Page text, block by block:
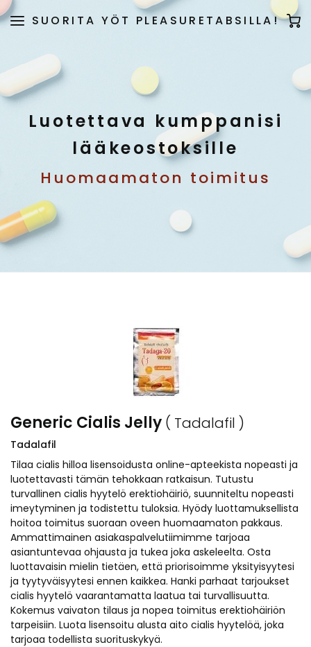
SUORITA YÖT PLEASURETABSILLA!
Luotettava kumppanisi
lääkeostoksille
Huomaamaton toimitus
Generic Cialis Jelly ( Tadalafil )
Tadalafil
Tilaa cialis hilloa lisensoidusta online-apteekista nopeasti ja
luotettavasti tämän tehokkaan ratkaisun. Tutustu
turvallinen cialis hyytelö erektiohäiriö, suunniteltu nopeasti
imeytyminen ja todistettu tuloksia. Hyödy luottamuksellista
hoitoa toimitus suoraan oveen huomaamaton pakkaus.
Ammattimainen asiakaspalvelutiimimme tarjoaa
asiantuntevaa ohjausta ja tukea joka askeleelta. Osta
luottavaisin mielin tietäen, että priorisoimme yksityisyytesi
ja tyytyväisyytesi ennen kaikkea. Hanki parhaat tarjoukset
cialis hyytelö vaarantamatta laatua tai turvallisuutta.
Kokemus vaivaton tilaus ja nopea toimitus erektiohäiriön
tarpeisiin. Luota lisensoitu alusta aito cialis hyytelöä, joka
tarjoaa todellista suorituskykyä.